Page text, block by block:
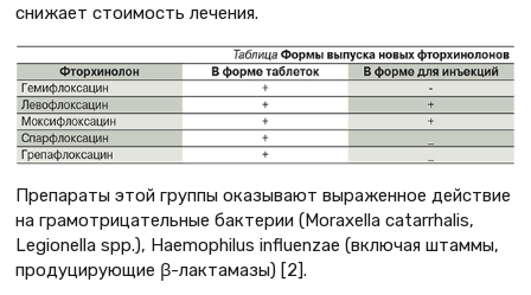
снижает стоимость лечения.
Препараты этой группы оказывают выраженное действие
на грамотрицательные бактерии (Moraxella catarrhalis,
Legionella spp.), Haemophilus influenzae (включая штаммы,
продуцирующие β-лактамазы) [2].